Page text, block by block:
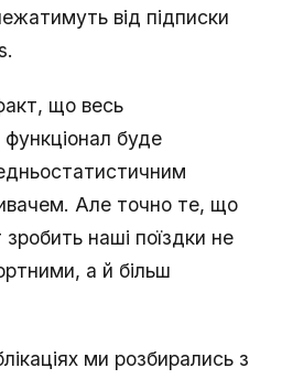
від підписки
що весь
буде
Але точно те, що
наші поїздки не
а й більш
ми розбирались з